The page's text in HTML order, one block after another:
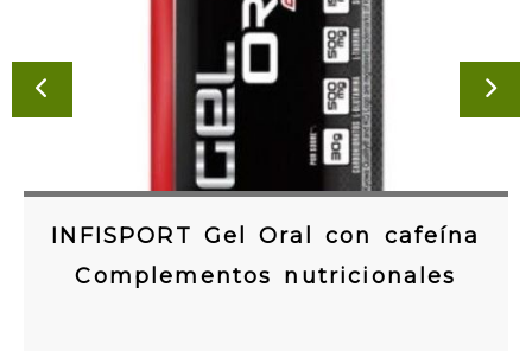
INFISPORT Gel Oral con cafeína
Complementos nutricionales